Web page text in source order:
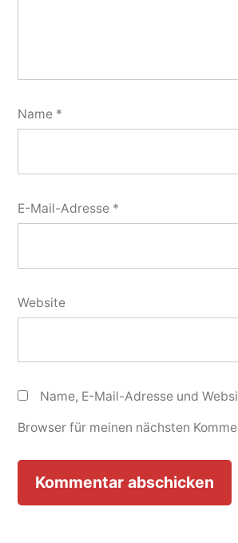
Name *
E-Mail-Adresse *
Website
Name, E-Mail-Adresse und
Browser für meinen nächsten